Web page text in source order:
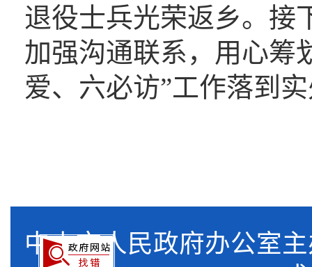
退役士兵光荣返乡。接
加强沟通联系，用心筹
爱、六必访”工作落到
中山市人民政府办公